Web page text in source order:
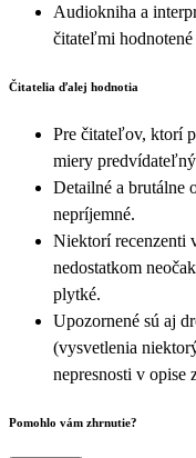
Audiokniha a
čitateľmi
Čitatelia ďalej hodnotia
Pre čitateľov, ktorí
miery
Detailné a brutálne
nepríjemné.
Niektorí recenzenti
nedostatkom
plytké.
Upozornené sú aj
(vysvetlenia
nepresnosti v opise
Pomohlo vám zhrnutie?